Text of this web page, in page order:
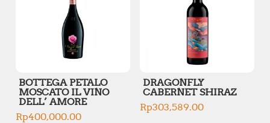
BOTTEGA PETALO
MOSCATO IL VINO
DELL’ AMORE
Rp400,000.00
DRAGONFLY
CABERNET SHIRAZ
Rp303,589.00